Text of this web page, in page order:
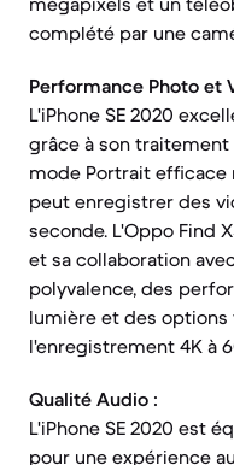
complété par une
Performance Photo et
L'iPhone SE 2020
grâce à son
mode Portrait efficace
peut enregistrer des
seconde. L'Oppo Find
et sa collaboration
polyvalence, des
lumière et des options
l'enregistrement 4K à
Qualité Audio :
L'iPhone SE 2020 est
pour une expérience